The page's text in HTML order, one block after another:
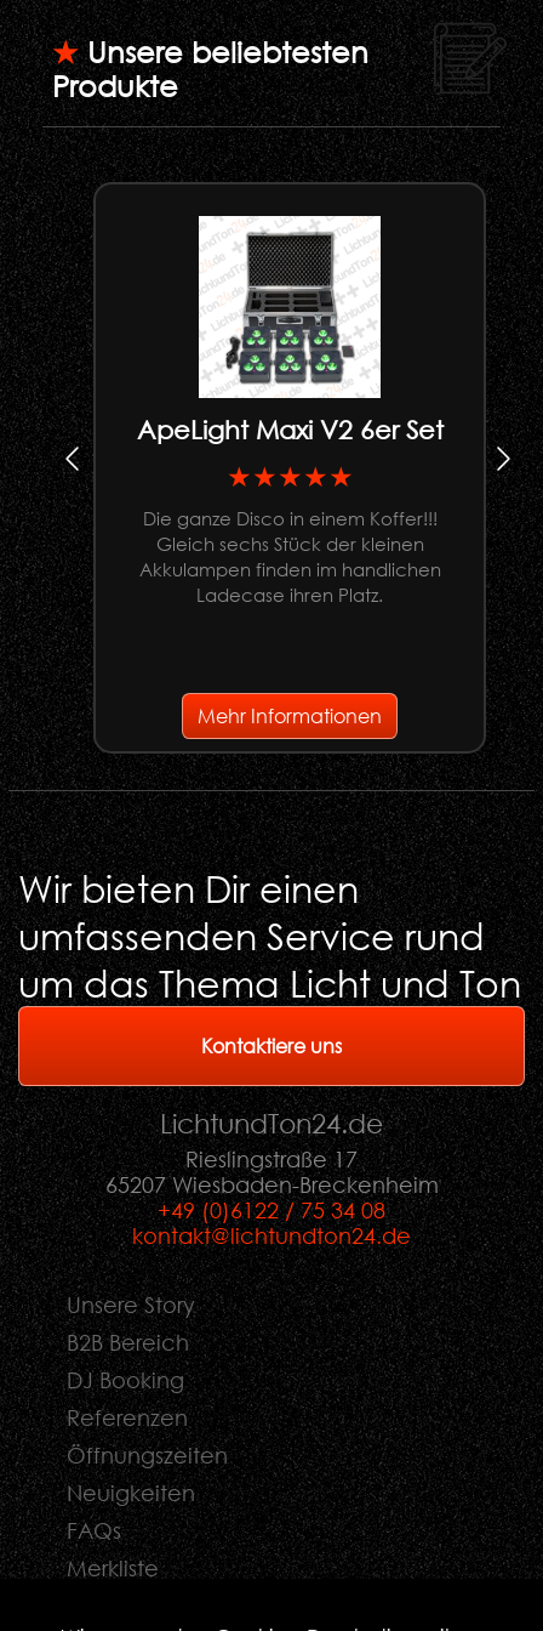
★Unsere beliebtesten
Produkte
ApeLight Maxi V2 6er Set
★★★★★
Die ganze Disco in einem Koffer!!!
Gleich sechs Stück der kleinen
Akkulampen finden im handlichen
Ladecase ihren Platz.
Mehr Informationen
Wir bieten Dir einen
umfassenden Service rund
um das Thema Licht und Ton
Kontaktiere uns
LichtundTon24.de
Rieslingstraße 17
65207 Wiesbaden-Breckenheim
+49 (0)6122 / 75 34 08
kontakt@lichtundton24.de
Unsere Story
B2B Bereich
DJ Booking
Referenzen
Öffnungszeiten
Neuigkeiten
FAQs
Merkliste